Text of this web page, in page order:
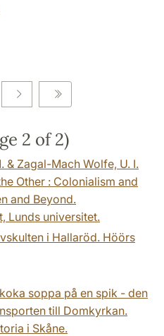
2 of 2)
& Zagal-Mach Wolfe, U. I.
Other : Colonialism and
and Beyond.
Lunds universitet.
i Hallaröd. Höörs
soppa på en spik - den
till Domkyrkan.
i Skåne.